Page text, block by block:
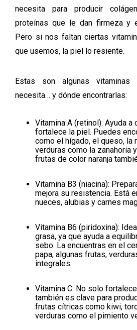
necesita para producir
proteínas que le dan firmeza y
Pero si nos faltan ciertas
que usemos, la piel lo resiente.
Estas son algunas
necesita… y dónde encontrarlas:
Vitamina A (retinol): Ayuda a
fortalece la piel. Puedes
como el hígado, el queso, la
verduras como la zanahoria
frutas de color naranja
Vitamina B3 (niacina):
mejora su resistencia. Está
nueces, alubias y carnes
Vitamina B6 (piridoxina):
grasa, ya que ayuda a
sebo. La encuentras en el
papa, algunas frutas,
integrales.
Vitamina C: No solo
también es clave para
frutas cítricas como kiwi,
verduras como el pimiento